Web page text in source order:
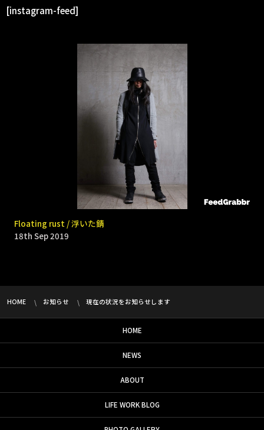
[instagram-feed]
9331 _ Bomb rain
18th Sep 2019
Floating rust / 浮いた錆
18th Sep 2019
HOME お知らせ 現在の状況をお知らせします
HOME
NEWS
ABOUT
LIFE WORK BLOG